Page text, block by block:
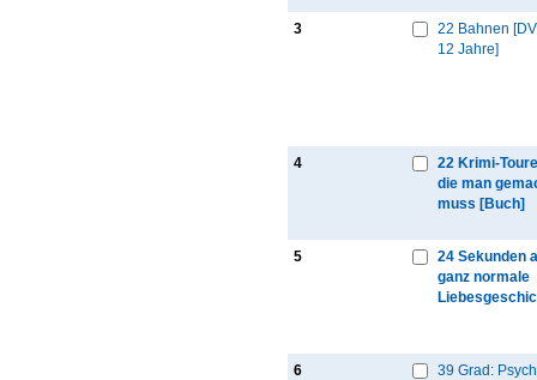
3
22 Bahnen
12 Jahre]
4
22 Krimi-
die man
muss [Buch]
5
24 Sekunden
ganz normale
6
39 Grad: